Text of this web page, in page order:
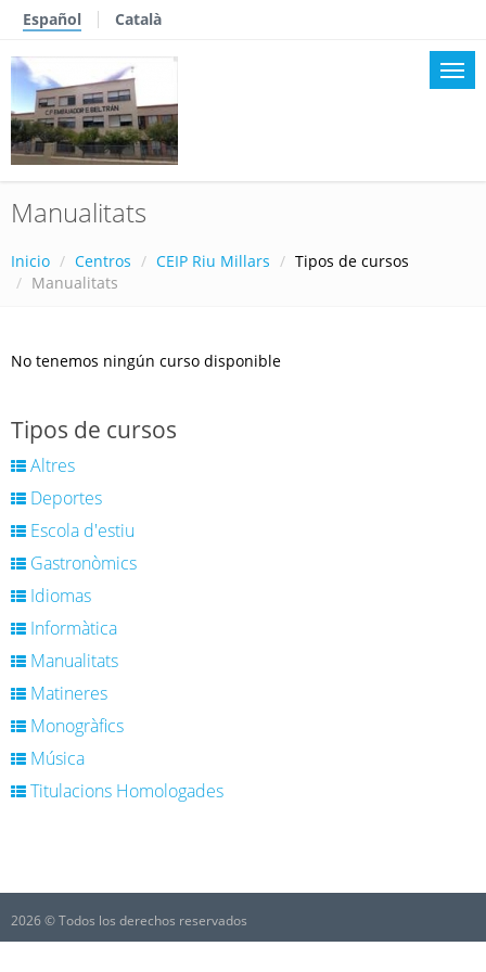
Español Català
Manualitats
Inicio Centros CEIP Riu Millars
Tipos de cursos
Manualitats
No tenemos ningún curso disponible
Tipos de cursos
Altres
Deportes
Escola d'estiu
Gastronòmics
Idiomas
Informàtica
Manualitats
Matineres
Monogràfics
Música
Titulacions Homologades
2026 © Todos los derechos reservados